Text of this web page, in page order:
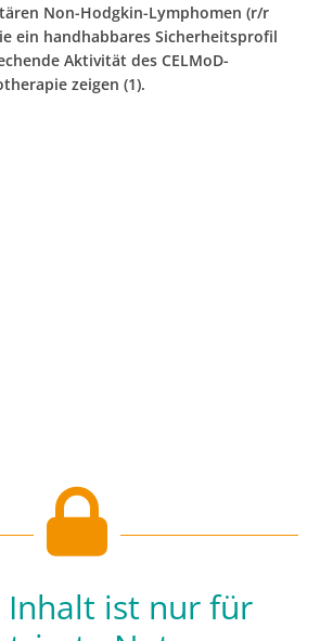
Non-Hodgkin-Lymphomen (r/r
ein handhabbares Sicherheitsprofil
Aktivität des CELMoD-
zeigen (1).
Inhalt ist nur für